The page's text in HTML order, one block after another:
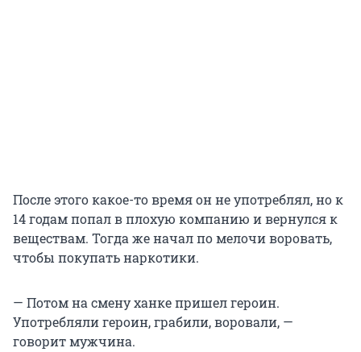
После этого какое-то время он не употреблял, но к
14 годам попал в плохую компанию и вернулся к
веществам. Тогда же начал по мелочи воровать,
чтобы покупать наркотики.
— Потом на смену ханке пришел героин.
Употребляли героин, грабили, воровали, —
говорит мужчина.